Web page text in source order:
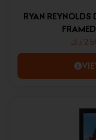
RYAN
د.ك